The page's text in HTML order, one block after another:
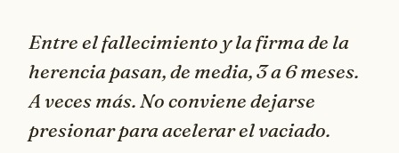
Entre el fallecimiento y la firma de la
herencia pasan, de media,3 a 6 meses.
A veces más. No conviene dejarse
presionar para acelerar el vaciado.